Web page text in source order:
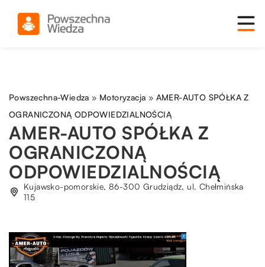
Powszechna-Wiedza » Motoryzacja » AMER-AUTO SPÓŁKA Z
OGRANICZONĄ ODPOWIEDZIALNOŚCIĄ
AMER-AUTO SPÓŁKA Z
OGRANICZONĄ
ODPOWIEDZIALNOŚCIĄ
Kujawsko-pomorskie, 86-300 Grudziądz, ul. Chełmińska
115